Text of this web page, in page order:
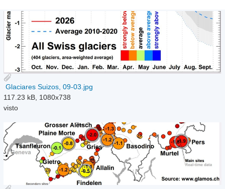
Glaciares Suizos, 09-03.jpg
117.23 kB, 1080x738
visto